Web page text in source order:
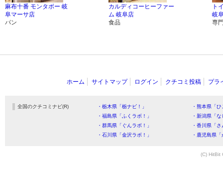
麻布十番 モンタボー 岐
阜マーサ店
パン
カルディコーヒーファー
ム 岐阜店
食品
ト
岐
専
ホーム サイトマップ ログイン クチコミ投稿 プラ
全国のクチコミナビ(R) ・栃木県「栃ナビ！」
・熊本県「
・福島県「ふくラボ！」
・新潟県「
・群馬県「ぐんラボ！」
・香川県「
・石川県「金沢ラボ！」
・鹿児島県
(C) HitBit